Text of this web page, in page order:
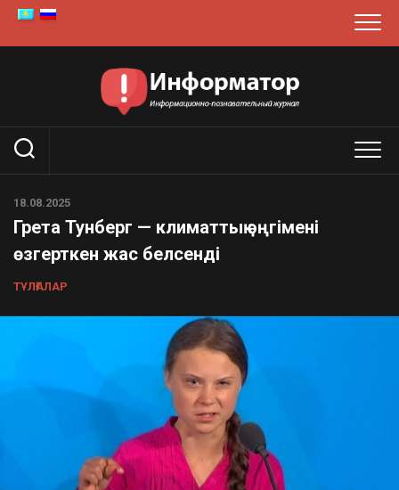
Skip
content
18.08.2025
Грета Тунберг — климаттық әңгімені
өзгерткен жас белсенді
ТҰЛҒАЛАР